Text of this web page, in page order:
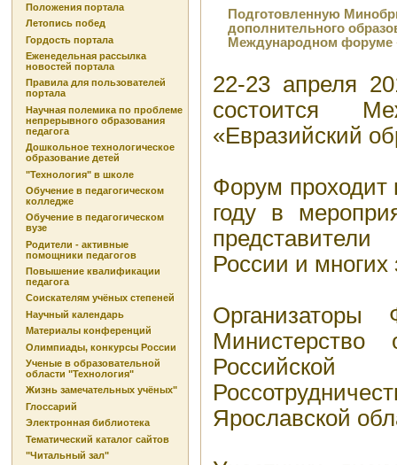
Положения портала
Летопись побед
Гордость портала
Еженедельная рассылка
новостей портала
Правила для пользователей
портала
Научная полемика по проблеме
непрерывного образования
педагога
Дошкольное технологическое
образование детей
"Технология" в школе
Обучение в педагогическом
колледже
Обучение в педагогическом
вузе
Родители - активные
помощники педагогов
Повышение квалификации
педагога
Соискателям учёных степеней
Научный календарь
Материалы конференций
Олимпиады, конкурсы России
Ученые в образовательной
области "Технология"
Жизнь замечательных учёных"
Глоссарий
Электронная библиотека
Тематический каталог сайтов
"Читальный зал"
Подготовленную
дополнительного
Международном форуме
22-23 апреля
состоится
«Евразийский
Форум проходит
году в
России и многих
Министерство
Ярославской